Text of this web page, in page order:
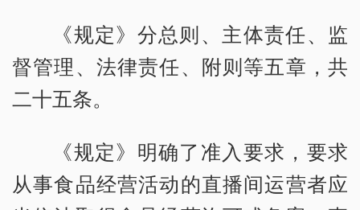
《规定》分总则、主体责任、监
督管理、法律责任、附则等五章，共
二十五条。
《规定》明确了准入要求，要求
从事食品经营活动的直播间运营者应